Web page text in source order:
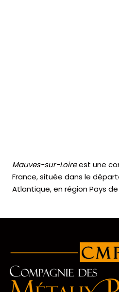
Mauves-sur-Loireest une
France, située dans le
Atlantique, en région Pays de